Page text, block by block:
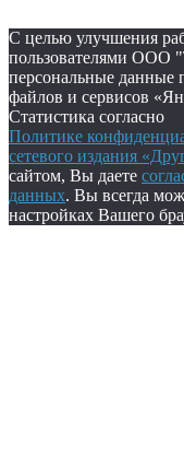
С целью улучшения
пользователями ООО
персональные данные
файлов и сервисов
Статистика согласно
Политике
сетевого издания
сайтом, Вы даете
данных. Вы всегда
настройках Вашего